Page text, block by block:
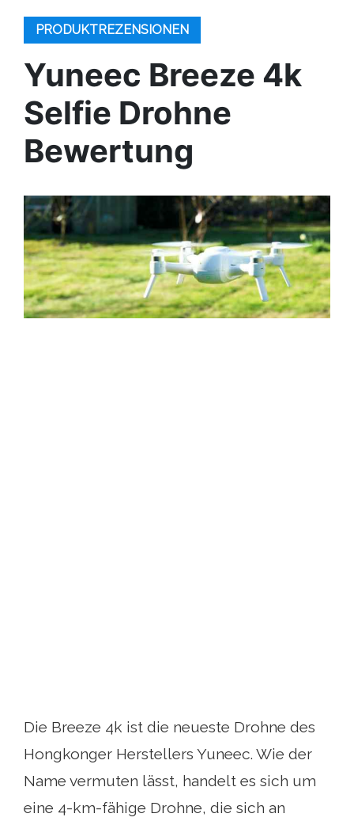
PRODUKTREZENSIONEN
Yuneec Breeze 4k
Selfie Drohne
Bewertung
Die Breeze 4k ist die neueste Drohne des
Hongkonger Herstellers Yuneec. Wie der
Name vermuten lässt, handelt es sich um
eine 4-km-fähige Drohne, die sich an